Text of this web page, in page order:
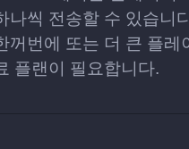
나씩 전송할 수 있습니
꺼번에 또는 더 큰 플레
플랜이 필요합니다.